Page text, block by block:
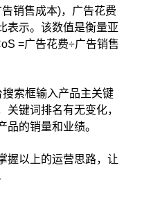
销售成本)，广告花费
表示。该数值是衡量亚
=广告花费÷广告销售
搜索框输入产品主关键
键词排名有无变化，
品的销量和业绩。
握以上的运营思路，让